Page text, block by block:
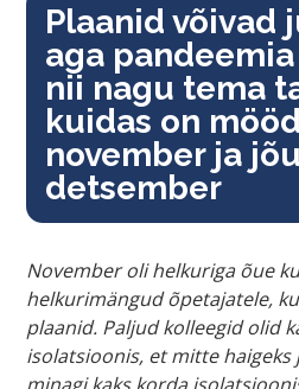
Plaanid võivad
aga
nii nagu tema
kuidas on
november ja
detsember
November oli helkuriga õue
helkurimängud õpetajatele,
plaanid. Paljud kolleegid olid
isolatsioonis, et mitte haigeks